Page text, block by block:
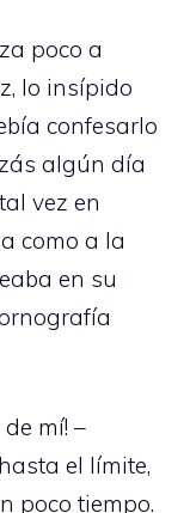
poco a
lo insípido
confesarlo
algún día
vez en
como a la
en su
mí! –
el límite,
poco tiempo.